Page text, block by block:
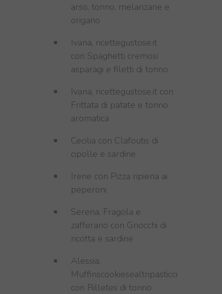
arso, tonno, melanzane e
origano
Ivana, ricettegustose.it
con Spaghetti cremosi
asparagi e filetti di tonno
Ivana, ricettegustose.it con
Frittata di patate e tonno
aromatica
Cecilia con Clafoutis di
cipolle e sardine
Irene con Pizza ripiena ai
peperoni
Serena, Fragola e
zafferano con Gnocchi di
ricotta e sardine
Alessia,
Muffinscookiesealtripasticci
con Rilletes di tonno